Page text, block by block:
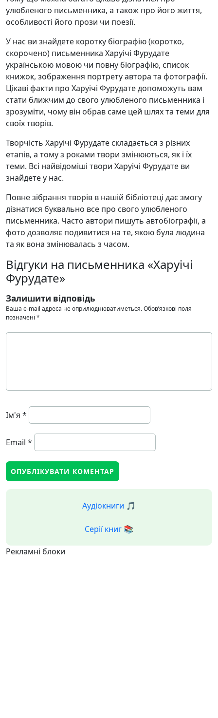
улюбленого письменника, а також про його життя,
особливості його прози чи поезії.
У нас ви знайдете коротку біографію (коротко,
скорочено) письменника Харуічі Фурудате
українською мовою чи повну біографію, список
книжок, зображення портрету автора та фотографії.
Цікаві факти про Харуічі Фурудате допоможуть вам
стати ближчим до свого улюбленого письменника і
зрозуміти, чому він обрав саме цей шлях та теми для
своїх творів.
Творчість Харуічі Фурудате складається з різних
етапів, а тому з роками твори змінюються, як і їх
теми. Всі найвідоміші твори Харуічі Фурудате ви
знайдете у нас.
Повне зібрання творів в нашій бібліотеці дає змогу
дізнатися буквально все про свого улюбленого
письменника. Часто автори пишуть автобіографії, а
фото дозволяє подивитися на те, якою була людина
та як вона змінювалась з часом.
Відгуки на письменника «Харуічі
Фурудате»
Залишити відповідь
Ваша e-mail адреса не оприлюднюватиметься.Обов’язкові поля
позначені *
Ім'я *
Email *
Аудіокниги 🎵
Серії книг 📚
Рекламні блоки